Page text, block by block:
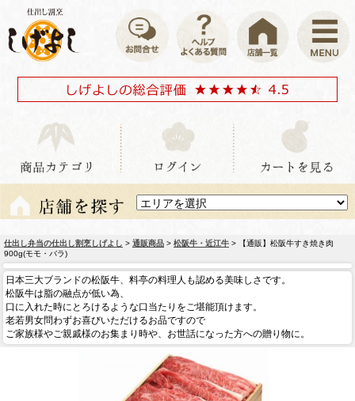
仕出し弁当の仕出し割烹しげよし > 通販商品 > 松阪牛・近江牛 > 【通販】松阪牛すき焼き肉
900g(モモ・バラ)
日本三大ブランドの松阪牛、料亭の料理人も認める美味しさです。
松阪牛は脂の融点が低い為、
口に入れた時にとろけるような口当たりをご堪能頂けます。
老若男女問わずお喜びいただけるお品ですので
ご家族様やご親戚様のお集まり時や、お世話になった方への贈り物に。